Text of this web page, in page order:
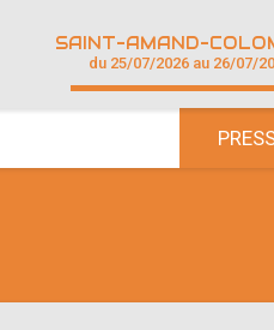
du 25/07/2026 au 26/07/